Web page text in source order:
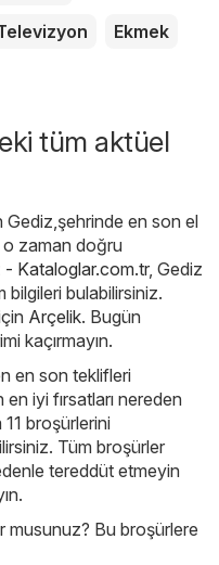
Ekmek
tüm aktüel
en son el
o zaman doğru
- Kataloglar.com.tr, Gediz
bilgileri bulabilirsiniz.
Arçelik. Bugün
kaçırmayın.
en son teklifleri
iyi fırsatları nereden
11 broşürlerini
Tüm broşürler
tereddüt etmeyin
musunuz? Bu broşürlere